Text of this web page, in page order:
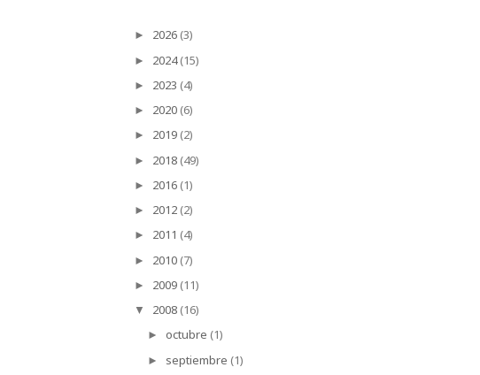
► 2026 (3)
► 2024 (15)
► 2023 (4)
► 2020 (6)
► 2019 (2)
► 2018 (49)
► 2016 (1)
► 2012 (2)
► 2011 (4)
► 2010 (7)
► 2009 (11)
▼ 2008 (16)
►octubre (1)
► septiembre (1)